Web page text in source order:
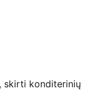
skirti konditerinių